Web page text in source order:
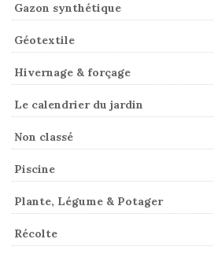
Gazon synthétique
Géotextile
Hivernage & forçage
Le calendrier du jardin
Non classé
Piscine
Plante, Légume & Potager
Récolte